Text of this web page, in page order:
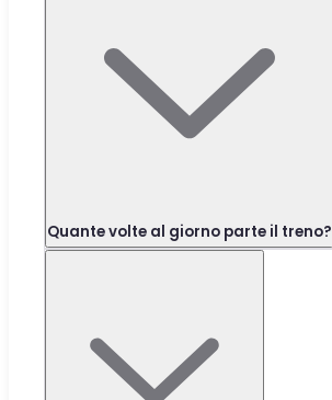
Quante volte al giorno parte il treno?